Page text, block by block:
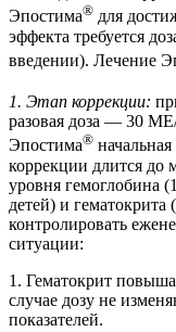
Эпостима® для
эффекта требуется
введении). Лечение
1. Этап коррекции:
разовая доза — 30
Эпостима®
коррекции длится до
уровня гемоглобина
детей) и
контролировать
ситуации:
1. Гематокрит
случае дозу не
показателей.